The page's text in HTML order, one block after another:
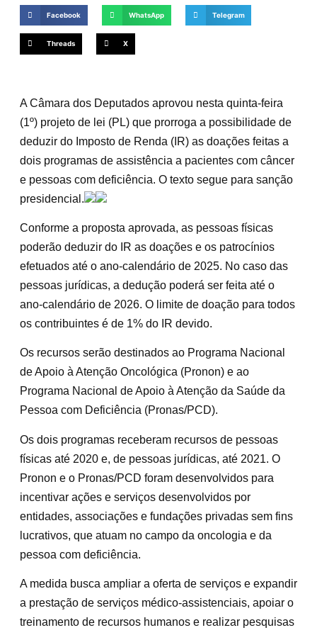
Facebook WhatsApp Telegram
Threads X
A Câmara dos Deputados aprovou nesta quinta-feira
(1º) projeto de lei (PL) que prorroga a possibilidade de
deduzir do Imposto de Renda (IR) as doações feitas a
dois programas de assistência a pacientes com câncer
e pessoas com deficiência. O texto segue para sanção
presidencial.
Conforme a proposta aprovada, as pessoas físicas
poderão deduzir do IR as doações e os patrocínios
efetuados até o ano-calendário de 2025. No caso das
pessoas jurídicas, a dedução poderá ser feita até o
ano-calendário de 2026. O limite de doação para todos
os contribuintes é de 1% do IR devido.
Os recursos serão destinados ao Programa Nacional
de Apoio à Atenção Oncológica (Pronon) e ao
Programa Nacional de Apoio à Atenção da Saúde da
Pessoa com Deficiência (Pronas/PCD).
Os dois programas receberam recursos de pessoas
físicas até 2020 e, de pessoas jurídicas, até 2021. O
Pronon e o Pronas/PCD foram desenvolvidos para
incentivar ações e serviços desenvolvidos por
entidades, associações e fundações privadas sem fins
lucrativos, que atuam no campo da oncologia e da
pessoa com deficiência.
A medida busca ampliar a oferta de serviços e expandir
a prestação de serviços médico-assistenciais, apoiar o
treinamento de recursos humanos e realizar pesquisas